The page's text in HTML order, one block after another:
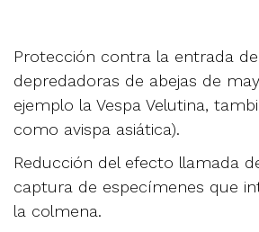
Protección contra la entrada
depredadoras de abejas de
ejemplo la Vespa Velutina,
como avispa asiática).
Reducción del efecto llamada
captura de especímenes que
la colmena.